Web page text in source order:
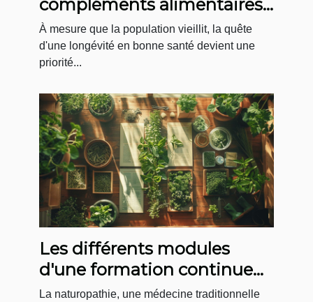
compléments alimentaires
pour un vieillissement sain
À mesure que la population vieillit, la quête
d'une longévité en bonne santé devient une
priorité...
Les différents modules
d'une formation continue
en naturopathie
La naturopathie, une médecine traditionnelle